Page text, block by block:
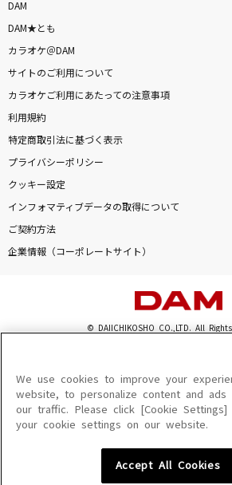
DAM
DAM★とも
カラオケ＠DAM
サイトのご利用について
カラオケご利用にあたっての注意事項
利用規約
特定商取引法に基づく表示
プライバシーポリシー
クッキー設定
インフォマティブデータの取得について
ご契約方法
企業情報（コーポレートサイト）
© DAIICHIKOSHO CO.,LTD. All Rights
このサイトに掲載されている一切の文章・画像・写真
を問わず、著作権法の定める範囲を超えて無断で複製、
を禁じます。
楽曲及びコンテンツは、機種によりご利用いただけない
楽曲及びコンテンツの配信日、配信内容が変更になる場
We use cookies to improve your
website, to personalize content and ads
our traffic. Please click [Cookie Settings]
your cookie settings on our website.
Accept All Cookies